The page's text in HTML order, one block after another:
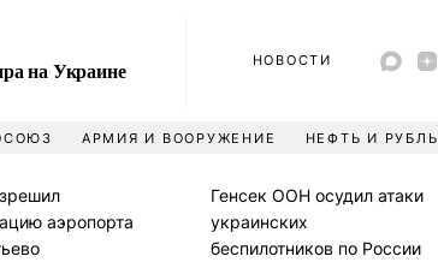
на Украине НОВОСТИ
АРМИЯ И ВООРУЖЕНИЕ НЕФТЬ И РУБЛЬ
аэропорта
Генсек ООН осудил атаки
украинских
беспилотников по России